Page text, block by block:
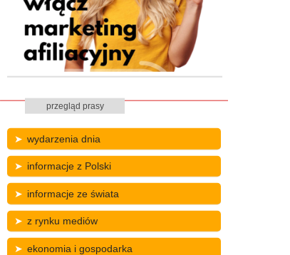
przegląd prasy
wydarzenia dnia
informacje z Polski
informacje ze świata
z rynku mediów
ekonomia i gospodarka